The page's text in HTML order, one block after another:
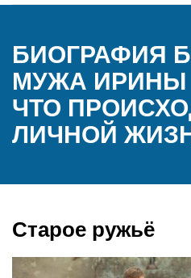
БИОГРАФИЯ
МУЖА ИРИНЫ
ЧТО
ЛИЧНОЙ
Старое ружьё